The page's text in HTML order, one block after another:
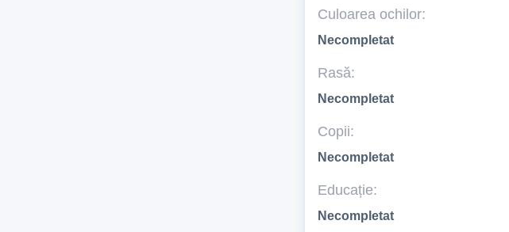
Culoarea ochilor:
Necompletat
Rasă:
Necompletat
Copii:
Necompletat
Educație:
Necompletat